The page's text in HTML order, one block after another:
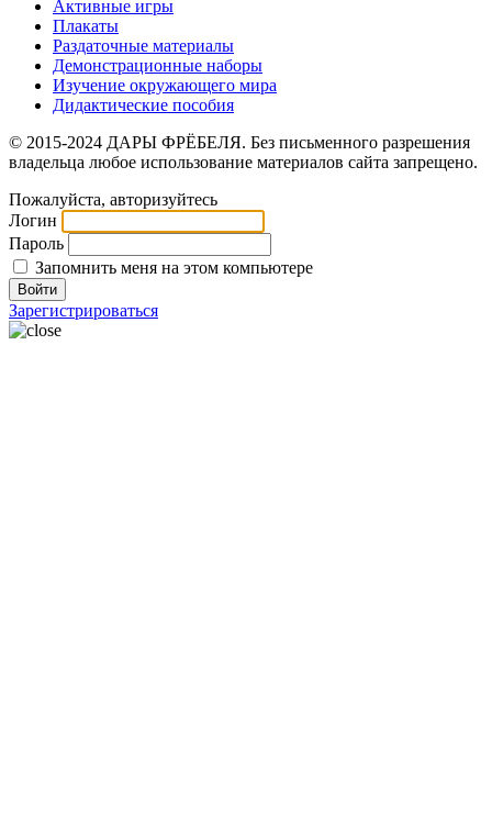
Активные игры
Плакаты
Раздаточные материалы
Демонстрационные наборы
Изучение окружающего мира
Дидактические пособия
© 2015-2024 ДАРЫ ФРЁБЕЛЯ. Без письменного разрешения
владельца любое использование материалов сайта запрещено.
Пожалуйста, авторизуйтесь
Логин
Пароль
Запомнить меня на этом компьютере
Зарегистрироваться